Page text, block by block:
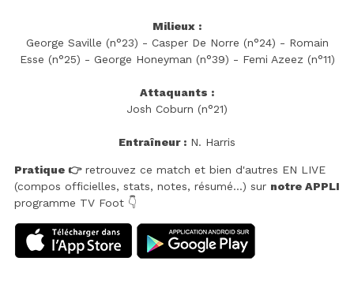
Milieux :
George Saville (n°23) - Casper De Norre (n°24) - Romain
Esse (n°25) - George Honeyman (n°39) - Femi Azeez (n°11)
Attaquants :
Josh Coburn (n°21)
Entraîneur : N. Harris
Pratique 👉retrouvez ce match et bien d'autres EN LIVE
(compos officielles, stats, notes, résumé...) sur notre APPLI
programme TV Foot 👇